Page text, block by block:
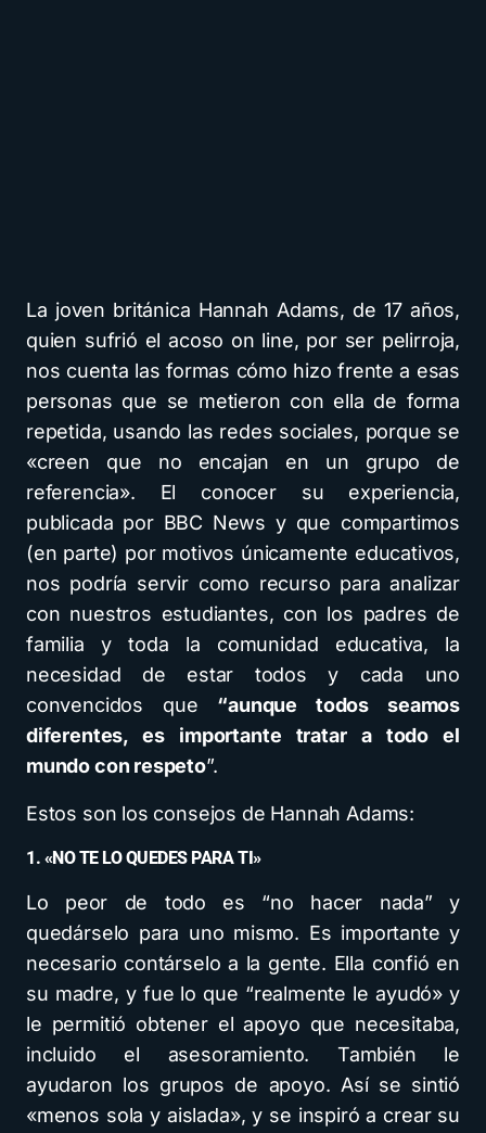
La joven británica Hannah Adams, de 17 años,
quien sufrió el acoso on line, por ser pelirroja,
nos cuenta las formas cómo hizo frente a esas
personas que se metieron con ella de forma
repetida, usando las redes sociales, porque se
«creen que no encajan en un grupo de
referencia». El conocer su experiencia,
publicada por BBC News y que compartimos
(en parte) por motivos únicamente educativos,
nos podría servir como recurso para analizar
con nuestros estudiantes, con los padres de
familia y toda la comunidad educativa, la
necesidad de estar todos y cada uno
convencidos que “aunque todos seamos
diferentes, es importante tratar a todo el
mundo con respeto”.
Estos son los consejos de Hannah Adams:
1. «NO TE LO QUEDES PARA TI»
Lo peor de todo es “no hacer nada” y
quedárselo para uno mismo. Es importante y
necesario contárselo a la gente. Ella confió en
su madre, y fue lo que “realmente le ayudó» y
le permitió obtener el apoyo que necesitaba,
incluido el asesoramiento. También le
ayudaron los grupos de apoyo. Así se sintió
«menos sola y aislada», y se inspiró a crear su